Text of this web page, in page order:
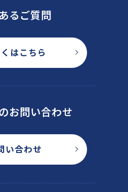
るご質問
はこちら
お問い合わせ
い合わせ